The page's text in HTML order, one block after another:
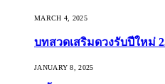
MARCH 4, 2025
บทสวดเสริมดวงรับปีใหม่
JANUARY 8, 2025